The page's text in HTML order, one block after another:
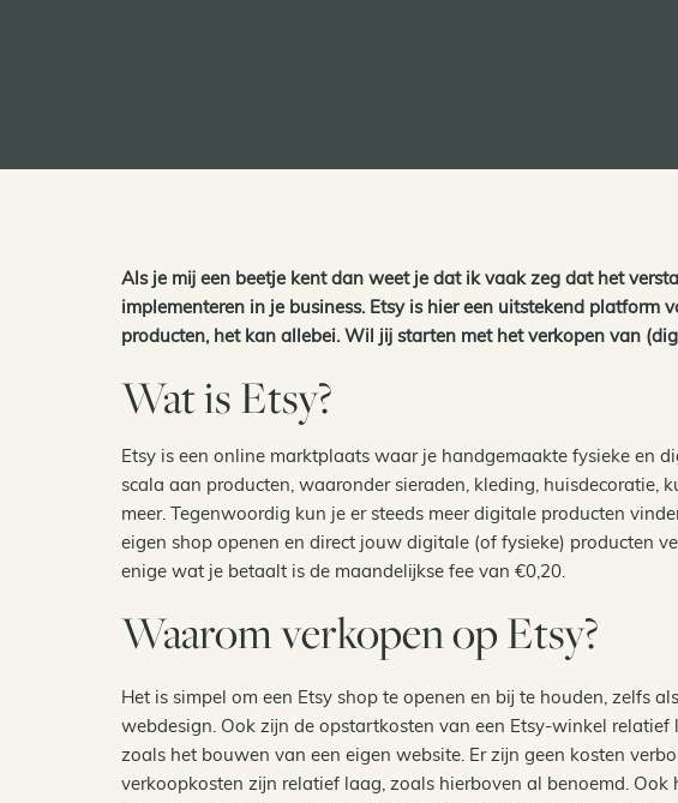
Als je mij een beetje kent dan weet je dat ik vaak zeg dat het
implementeren in je business. Etsy is hier een uitstekend
producten, het kan allebei. Wil jij starten met het verkopen van
Wat is Etsy?
Etsy is een online marktplaats waar je handgemaakte fysieke en
scala aan producten, waaronder sieraden, kleding, huisdecoratie,
meer. Tegenwoordig kun je er steeds meer digitale producten
eigen shop openen en direct jouw digitale (of fysieke) producten
enige wat je betaalt is de maandelijkse fee van €0,20.
Waarom verkopen op Etsy?
Het is simpel om een Etsy shop te openen en bij te houden, zelfs
webdesign. Ook zijn de opstartkosten van een Etsy-winkel
zoals het bouwen van een eigen website. Er zijn geen kosten
verkoopkosten zijn relatief laag, zoals hierboven al benoemd.